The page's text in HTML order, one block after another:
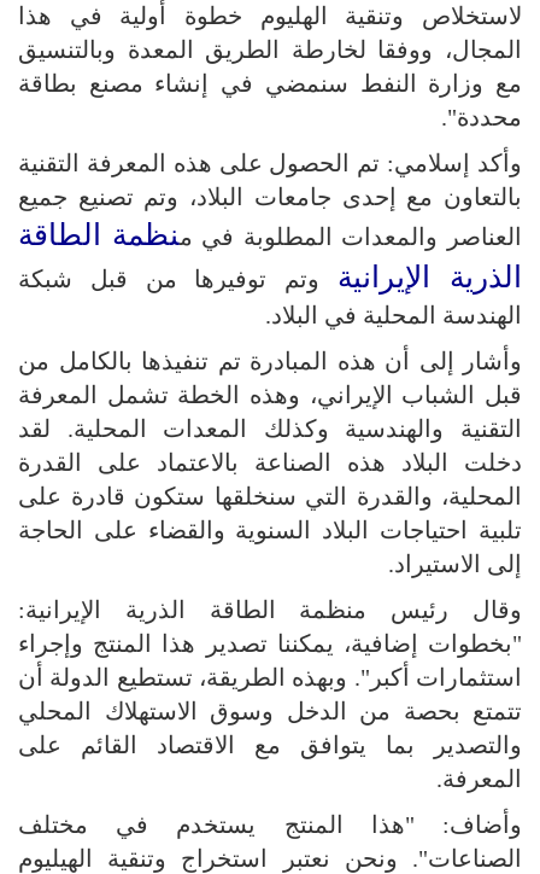
لاستخلاص وتنقية الهليوم خطوة أولية في هذا
المجال، ووفقا لخارطة الطريق المعدة وبالتنسيق
مع وزارة النفط سنمضي في إنشاء مصنع بطاقة
محددة".
وأكد إسلامي: تم الحصول على هذه المعرفة التقنية
بالتعاون مع إحدى جامعات البلاد، وتم تصنيع جميع
العناصر والمعدات المطلوبة في منظمة الطاقة
الذرية الإيرانية وتم توفيرها من قبل شبكة
الهندسة المحلية في البلاد.
وأشار إلى أن هذه المبادرة تم تنفيذها بالكامل من
قبل الشباب الإيراني، وهذه الخطة تشمل المعرفة
التقنية والهندسية وكذلك المعدات المحلية. لقد
دخلت البلاد هذه الصناعة بالاعتماد على القدرة
المحلية، والقدرة التي سنخلقها ستكون قادرة على
تلبية احتياجات البلاد السنوية والقضاء على الحاجة
إلى الاستيراد.
وقال رئيس منظمة الطاقة الذرية الإيرانية:
"بخطوات إضافية، يمكننا تصدير هذا المنتج وإجراء
استثمارات أكبر". وبهذه الطريقة، تستطيع الدولة أن
تتمتع بحصة من الدخل وسوق الاستهلاك المحلي
والتصدير بما يتوافق مع الاقتصاد القائم على
المعرفة.
وأضاف: "هذا المنتج يستخدم في مختلف
الصناعات". ونحن نعتبر استخراج وتنقية الهيليوم